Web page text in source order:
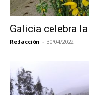
Galicia celebra
Redacción - 30/04/2022